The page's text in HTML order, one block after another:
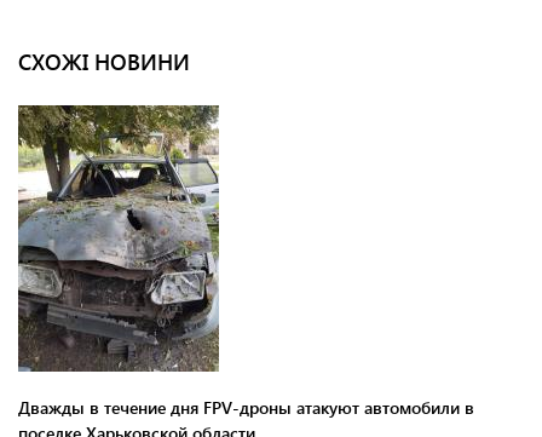
СХОЖІ НОВИНИ
Дважды в течение дня FPV-дроны атакуют автомобили в